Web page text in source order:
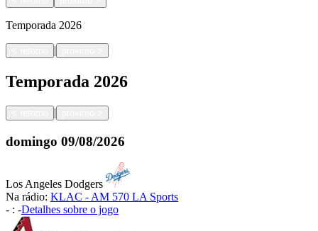
Temporada 2026
|
Temporada 2026
|
domingo 09/08/2026
Los Angeles Dodgers
Na rádio: KLAC - AM 570 LA Sports
- : -Detalhes sobre o jogo